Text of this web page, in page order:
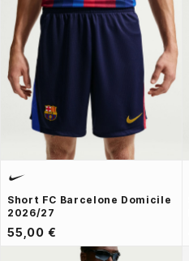
Short FC Barcelone Domicile
2026/27
55,00 €